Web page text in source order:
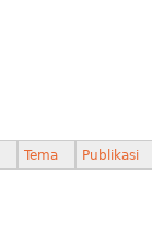
Tema Publikasi